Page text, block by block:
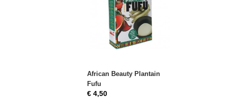
African Beauty Plantain
Fufu
€ 4,50